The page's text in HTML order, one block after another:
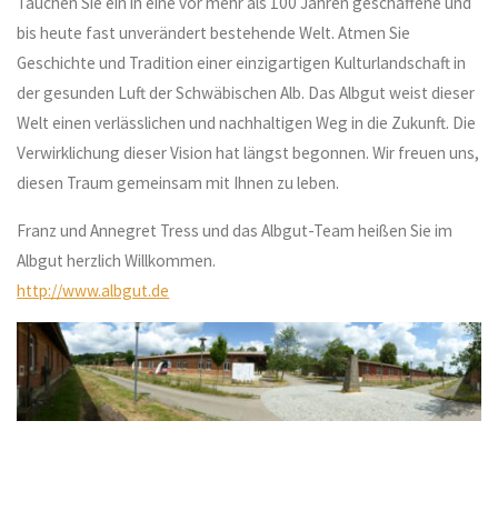
bis heute fast unverändert bestehende Welt. Atmen Sie
Geschichte und Tradition einer einzigartigen Kulturlandschaft in
der gesunden Luft der Schwäbischen Alb. Das Albgut weist dieser
Welt einen verlässlichen und nachhaltigen Weg in die Zukunft. Die
Verwirklichung dieser Vision hat längst begonnen. Wir freuen uns,
diesen Traum gemeinsam mit Ihnen zu leben.
Franz und Annegret Tress und das Albgut-Team heißen Sie im
Albgut herzlich Willkommen.
http://www.albgut.de